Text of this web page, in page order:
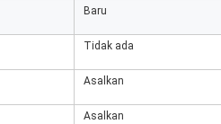
Baru
Tidak ada
Asalkan
Asalkan